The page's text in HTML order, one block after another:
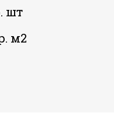
шт
м2